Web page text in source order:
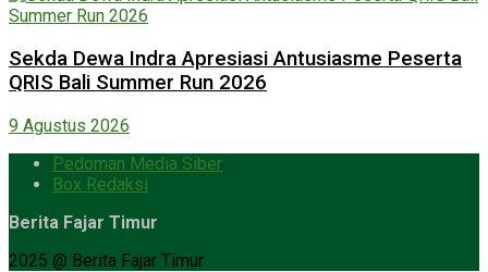
Sekda Dewa Indra Apresiasi Antusiasme Peserta
QRIS Bali Summer Run 2026
9 Agustus 2026
Pedoman Media Siber
Box Redaksi
Berita Fajar Timur
2025 @ Berita Fajar Timur